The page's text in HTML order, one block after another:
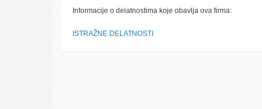
Informacije o delatnostima koje obavlja ova firma:
ISTRAŽNE DELATNOSTI